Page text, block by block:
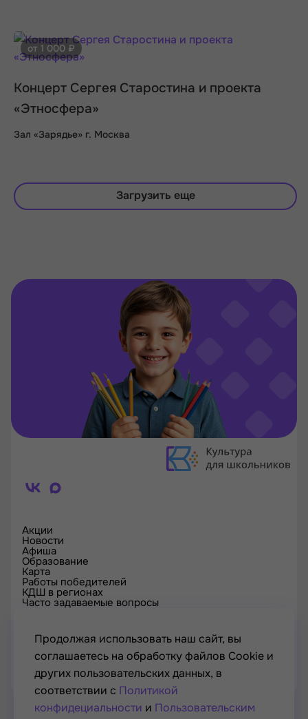
от 1 000 ₽
Концерт Сергея Старостина и проекта
«Этносфера»
Зал «Зарядье» г. Москва
Загрузить еще
Акции
Новости
Афиша
Образование
Карта
Работы победителей
КДШ в регионах
Часто задаваемые вопросы
Проверка сертификата
Контакты
Продолжая использовать наш сайт, вы
соглашаетесь на обработку файлов Cookie и
других пользовательских данных, в
соответствии с Политикой
конфидециальности и Пользовательским